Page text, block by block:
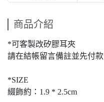
商品介紹
*可客製改矽膠耳夾
請在結帳留言備註並先付款
*SIZE
綴飾約：1.9 * 2.5cm